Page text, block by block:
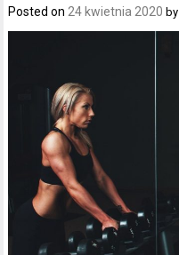
Posted on24 kwietnia 2020 by